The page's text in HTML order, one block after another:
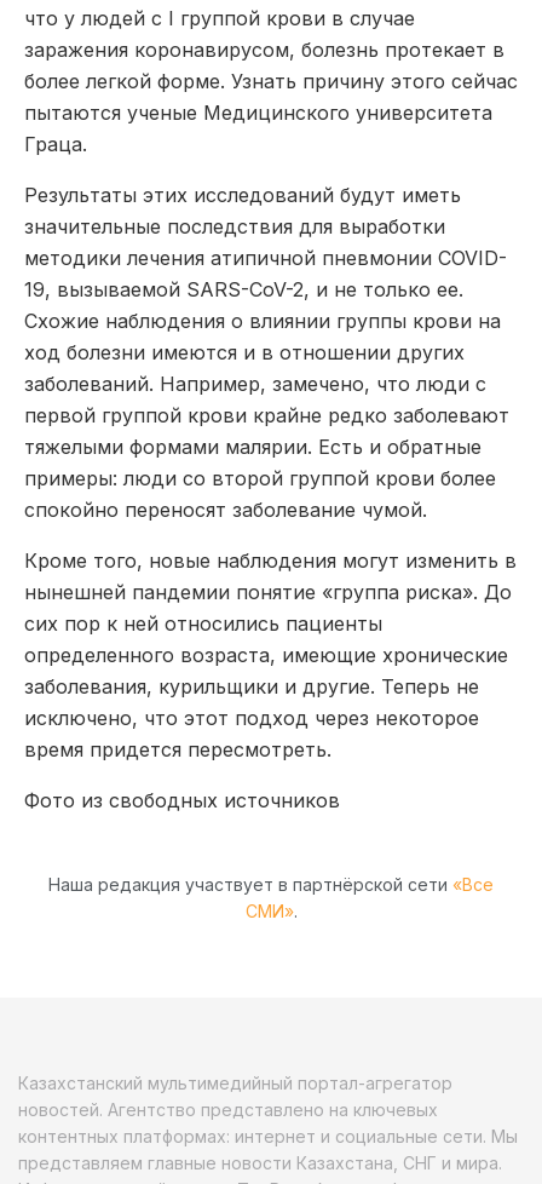
что у людей с I группой крови в случае
заражения коронавирусом, болезнь протекает в
более легкой форме. Узнать причину этого сейчас
пытаются ученые Медицинского университета
Граца.
Результаты этих исследований будут иметь
значительные последствия для выработки
методики лечения атипичной пневмонии COVID-
19, вызываемой SARS-CoV-2, и не только ее.
Схожие наблюдения о влиянии группы крови на
ход болезни имеются и в отношении других
заболеваний. Например, замечено, что люди с
первой группой крови крайне редко заболевают
тяжелыми формами малярии. Есть и обратные
примеры: люди со второй группой крови более
спокойно переносят заболевание чумой.
Кроме того, новые наблюдения могут изменить в
нынешней пандемии понятие «группа риска». До
сих пор к ней относились пациенты
определенного возраста, имеющие хронические
заболевания, курильщики и другие. Теперь не
исключено, что этот подход через некоторое
время придется пересмотреть.
Фото из свободных источников
Наша редакция участвует в партнёрской сети «Все
СМИ».
Казахстанский мультимедийный портал-агрегатор
новостей. Агентство представлено на ключевых
контентных платформах: интернет и социальные сети. Мы
представляем главные новости Казахстана, СНГ и мира.